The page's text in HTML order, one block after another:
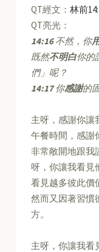
QT經文：林前
QT亮光：
14:16不然，你
既然不明白你的
們」呢？
14:17你感謝的
主呀，感謝你讓
午餐時間，感謝
非常敞開地跟我
呀，你讓我看見
看見越多彼此價
然而又因著習慣
方。
主呀，你讓我看